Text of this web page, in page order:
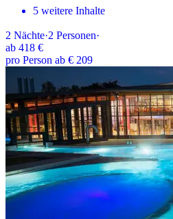
5 weitere Inhalte
2 Nächte·2 Personen·
ab 418 €
pro Person ab € 209